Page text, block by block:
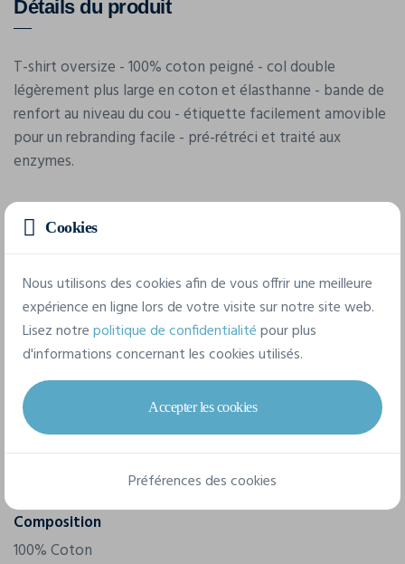
Détails du produit
T-shirt oversize - 100% coton peigné - col double
légèrement plus large en coton et élasthanne - bande de
renfort au niveau du cou - étiquette facilement amovible
pour un rebranding facile - pré-rétréci et traité aux
enzymes.
Caractéristiques
Marque
Clique
Référence
Composition
100% Coton
Cookies
Nous utilisons des cookies afin de vous offrir une meilleure
expérience en ligne lors de votre visite sur notre site web.
Lisez notrepolitique de confidentialitépour plus
d'informations concernant les cookies utilisés.
Accepter les cookies
Préférences des cookies